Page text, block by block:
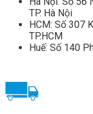
TP. Hà Nội
HCM: Số 307
TP.HCM
Huế: Số 140